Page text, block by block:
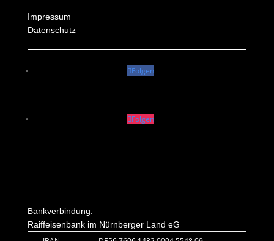
Impressum
Datenschutz
Folgen
Folgen
Bankverbindung:
Raiffeisenbank im Nürnberger Land eG